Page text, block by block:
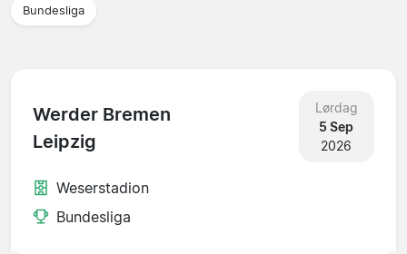
Bundesliga
Werder Bremen
Leipzig
Lørdag
5 Sep
2026
Weserstadion
Bundesliga